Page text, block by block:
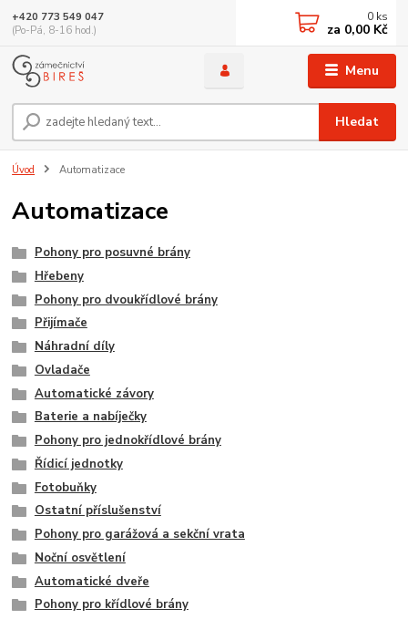
Menu
Hledat
+420 773 549 047
(Po-Pá, 8-16 hod.)
0 ks
za 0,00 Kč
Úvod Automatizace
Automatizace
Pohony pro posuvné brány
Hřebeny
Pohony pro dvoukřídlové brány
Přijímače
Náhradní díly
Ovladače
Automatické závory
Baterie a nabíječky
Pohony pro jednokřídlové brány
Řídicí jednotky
Fotobuňky
Ostatní příslušenství
Pohony pro garážová a sekční vrata
Noční osvětlení
Automatické dveře
Pohony pro křídlové brány